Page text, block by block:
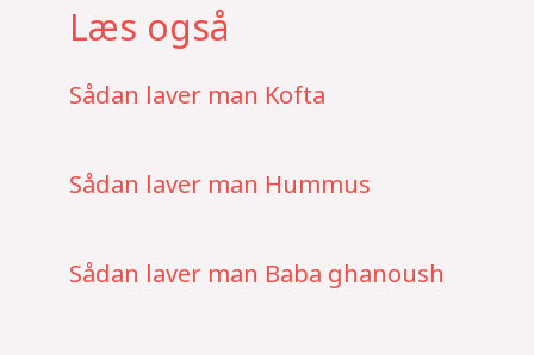
Læs også
Sådan laver man Kofta
Sådan laver man Hummus
Sådan laver man Baba ghanoush